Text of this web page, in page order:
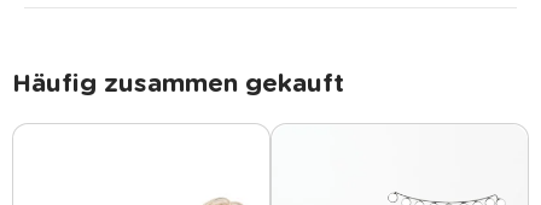
Häufig zusammen gekauft